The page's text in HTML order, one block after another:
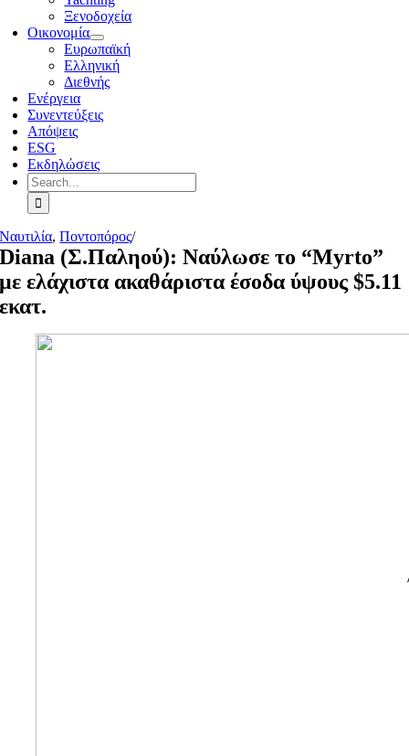
Ξενοδοχεία
Οικονομία
Ευρωπαϊκή
Ελληνική
Διεθνής
Ενέργεια
Συνεντεύξεις
Απόψεις
ESG
Εκδηλώσεις
Search
for:
Ναυτιλία,Ποντοπόρος/
Diana (Σ.Παληού): Ναύλωσε το “Myrto”
με ελάχιστα ακαθάριστα έσοδα ύψους $5.11
εκατ.